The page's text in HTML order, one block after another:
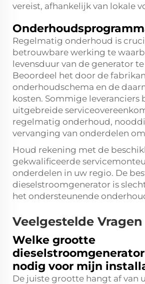
vereist, afhankelijk van lokale
Regelmatig onderhoud is
betrouwbare werking te
levensduur van de generator
Beoordeel het door de
onderhoudschema en de
kosten. Sommige leveranciers
uitgebreide
regelmatig onderhoud,
vervanging van onderdelen
Houd rekening met de
gekwalificeerde
onderdelen in uw regio. De
dieselstroomgenerator is
het ondersteunende
Veelgestelde Vragen
Welke grootte
nodig voor mijn
De juiste grootte hangt af van